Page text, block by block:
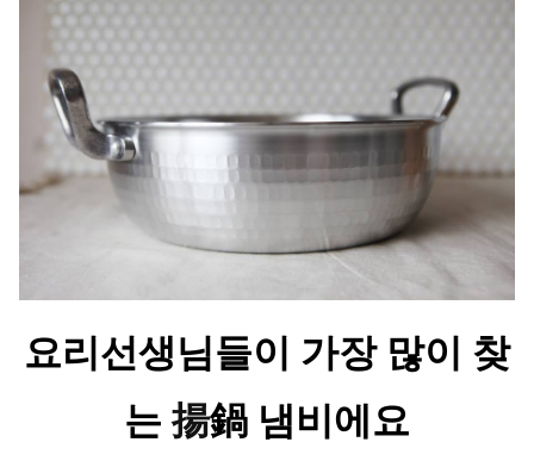
요리선생님들이 가장 많이 찾
는揚鍋 냄비에요